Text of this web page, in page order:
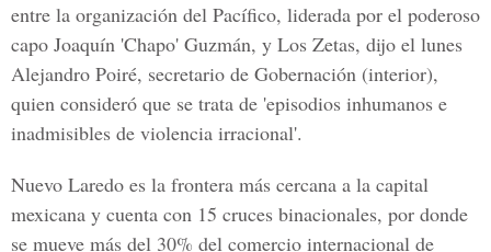
entre la organización del Pacífico, liderada por el poderoso
capo Joaquín 'Chapo' Guzmán, y Los Zetas, dijo el lunes
Alejandro Poiré, secretario de Gobernación (interior),
quien consideró que se trata de 'episodios inhumanos e
inadmisibles de violencia irracional'.
Nuevo Laredo es la frontera más cercana a la capital
mexicana y cuenta con 15 cruces binacionales, por donde
se mueve más del 30% del comercio internacional de